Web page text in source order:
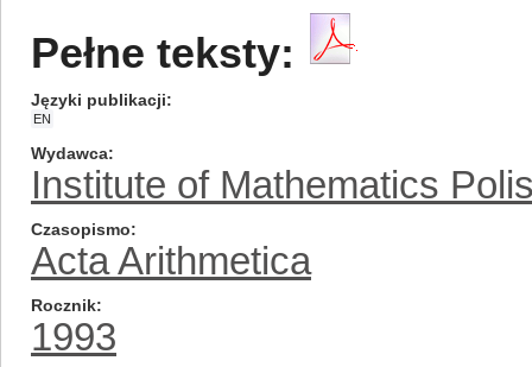
Pełne teksty:
Języki publikacji
EN
Wydawca
Institute of Mathematics
Czasopismo
Acta Arithmetica
Rocznik
1993